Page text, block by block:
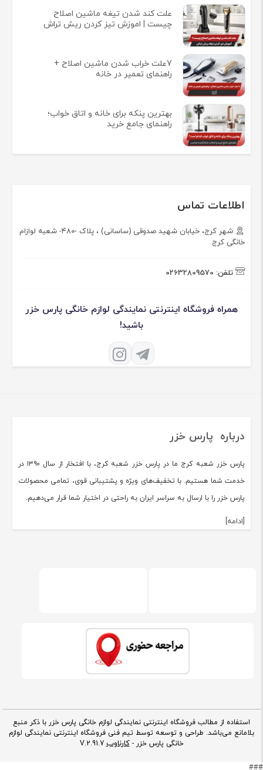
علت کند شدن تیغه ماشین اصلاح
چیست | اموزش تیز کردن ریش تراش
7علت خراب شدن ماشین اصلاح +
راهنمای تعمیر در خانه
بهترین پنکه برای خانه و اتاق خواب؛
راهنمای جامع خرید
اطلاعات تماس
شهر کرج، خیابان شهید صدوقی (ساسانی) ، پلاک -۴۸۰- شعبه لوازام
خانگی کرج
تلفن: 02632809570
همراه فروشگاه اینترنتی نمایندگی لوازم خانگی پارس خزر
باشید!
درباره پارس خزر
پارس خزر شعبه کرج ما در پارس خزر شعبه کرج، با افتخار از سال ۱۳۹۰ در
خدمت شما هستیم. با تخفیف‌های ویژه و پشتیبانی قوی، تمامی محصولات
پارس خزر را با ارسال به سراسر ایران به راحتی در اختیار شما قرار می‌دهیم.
[ادامه]
استفاده از مطالب فروشگاه اینترنتی نمایندگی لوازم خانگی پارس خزر با ذکر منبع
بلامانع می‌باشد. طراحی و توسعه توسط تیم فنی فروشگاه اینترنتی نمایندگی لوازم
خانگی پارس خزر -کارناوب V.2.91.7
###